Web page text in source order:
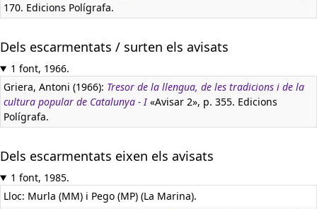
170. Edicions Polígrafa.
Dels escarmentats / surten els avisats
1 font, 1966.
Griera, Antoni (1966): Tresor de la llengua, de les tradicions i de la
cultura popular de Catalunya - I«Avisar 2», p. 355. Edicions
Polígrafa.
Dels escarmentats eixen els avisats
1 font, 1985.
Lloc: Murla (MM) i Pego (MP) (La Marina).